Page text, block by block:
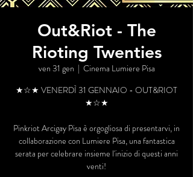
Out&Riot - The
Rioting Twenties
ven 31 gen
  |
Cinema Lumiere Pisa
★☆★ VENERDÌ 31 GENNAIO - OUT&RIOT
★☆★
Pinkriot Arcigay Pisa è orgogliosa di presentarvi, in
collaborazione con Lumiere Pisa, una fantastica
serata per celebrare insieme l'inizio di questi anni